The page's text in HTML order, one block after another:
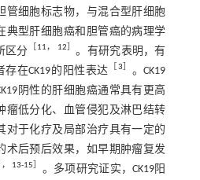
管细胞标志物，与混合型肝细胞
典型肝细胞癌和胆管癌的病理学
区分 ［11， 12］ 。有研究表明，有
存在CK19的阳性表达 ［3］ 。CK19
阴性的肝细胞癌通常具有更高
瘤低分化、血管侵犯及淋巴结转
对于化疗及局部治疗具有一定的
术后预后效果，如早期肿瘤复发
， 13-15］ 。多项研究证实，CK19阳